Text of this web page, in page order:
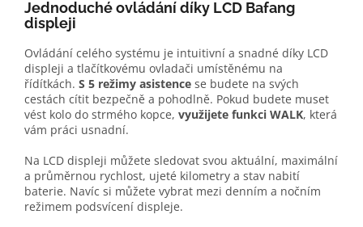
Jednoduché ovládání díky LCD Bafang
displeji
Ovládání celého systému je intuitivní a snadné díky LCD
displeji a tlačítkovému ovladači umístěnému na
řídítkách. S 5 režimy asistence se budete na svých
cestách cítit bezpečně a pohodlně. Pokud budete muset
vést kolo do strmého kopce, využijete funkci WALK, která
vám práci usnadní.
Na LCD displeji můžete sledovat svou aktuální, maximální
a průměrnou rychlost, ujeté kilometry a stav nabití
baterie. Navíc si můžete vybrat mezi denním a nočním
režimem podsvícení displeje.